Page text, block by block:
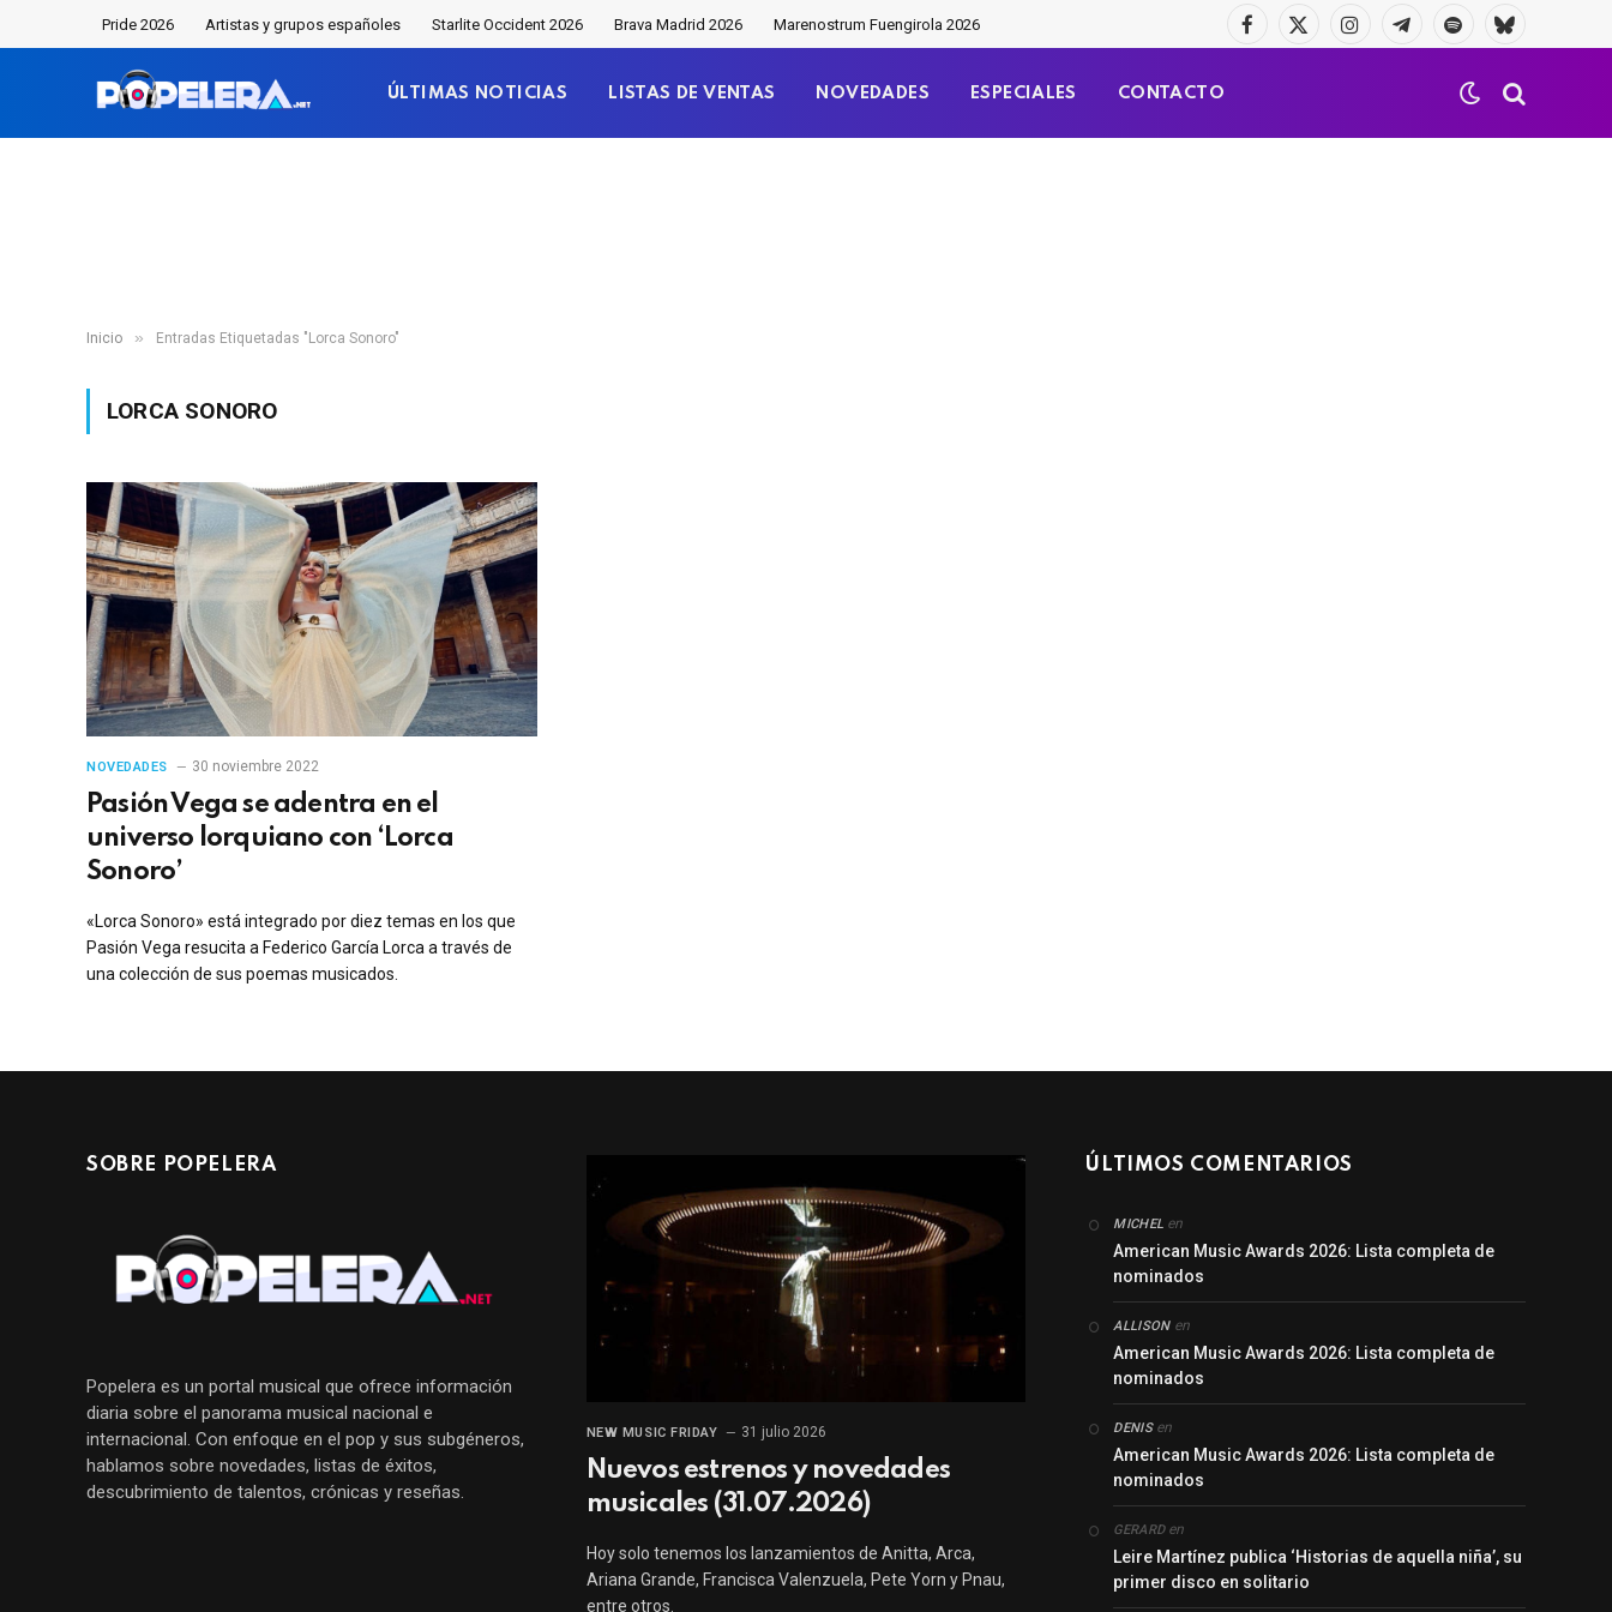
Pride 2026 Artistas y grupos españoles Starlite Occident 2026 Brava Madrid 2026 Marenostrum Fuengirola 2026
Facebook
X
InstagramTelegramaSpotifyBluesky
ÚLTIMAS NOTICIAS LISTAS DE VENTAS NOVEDADES ESPECIALES CONTACTO
Inicio » Entradas Etiquetadas "Lorca Sonoro"
LORCA SONORO
NOVEDADES 30 noviembre 2022
Pasión Vega se adentra en el
universo lorquiano con ‘Lorca
Sonoro’
«Lorca Sonoro» está integrado por diez temas en los que
Pasión Vega resucita a Federico García Lorca a través de
una colección de sus poemas musicados.
SOBRE POPELERA
Popelera es un portal musical que ofrece información
diaria sobre el panorama musical nacional e
internacional. Con enfoque en el pop y sus subgéneros,
hablamos sobre novedades, listas de éxitos,
descubrimiento de talentos, crónicas y reseñas.
NEW MUSIC FRIDAY 31 julio 2026
Nuevos estrenos y novedades
musicales (31.07.2026)
Hoy solo tenemos los lanzamientos de Anitta, Arca,
Ariana Grande, Francisca Valenzuela, Pete Yorn y Pnau,
entre otros.
ÚLTIMOS COMENTARIOS
MICHEL en
American Music Awards 2026: Lista completa de
nominados
ALLISONen
American Music Awards 2026: Lista completa de
nominados
DENISen
American Music Awards 2026: Lista completa de
nominados
GERARDen
Leire Martínez publica ‘Historias de aquella niña’, su
primer disco en solitario